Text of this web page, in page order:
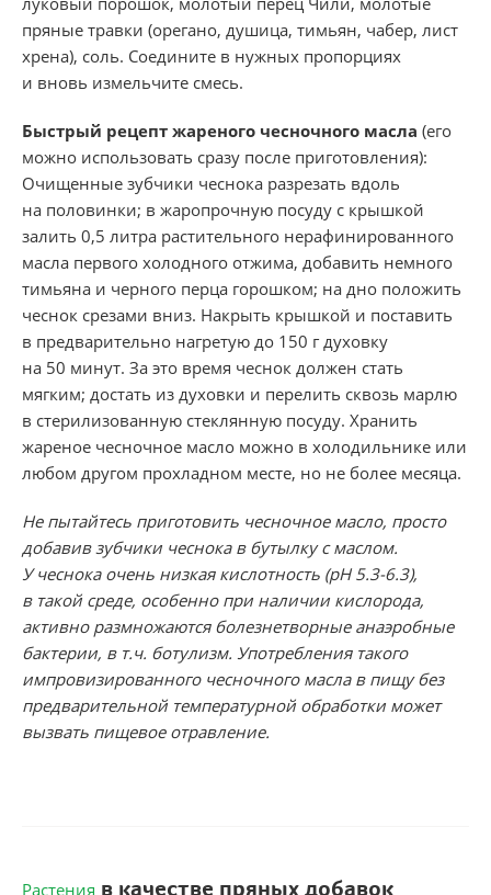
пряные травки (орегано, душица, тимьян, чабер, лист
хрена), соль. Соедините в нужных пропорциях
и вновь измельчите смесь.
Быстрый рецепт жареного чесночного масла (его
можно использовать сразу после приготовления):
Очищенные зубчики чеснока разрезать вдоль
на половинки; в жаропрочную посуду с крышкой
залить 0,5 литра растительного нерафинированного
масла первого холодного отжима, добавить немного
тимьяна и черного перца горошком; на дно положить
чеснок срезами вниз. Накрыть крышкой и поставить
в предварительно нагретую до 150 г духовку
на 50 минут. За это время чеснок должен стать
мягким; достать из духовки и перелить сквозь марлю
в стерилизованную стеклянную посуду. Хранить
жареное чесночное масло можно в холодильнике или
любом другом прохладном месте, но не более месяца.
Не пытайтесь приготовить чесночное масло, просто
добавив зубчики чеснока в бутылку с маслом.
У чеснока очень низкая кислотность (pH 5.3-6.3),
в такой среде, особенно при наличии кислорода,
активно размножаются болезнетворные анаэробные
бактерии, в т.ч. ботулизм. Употребления такого
импровизированного чесночного масла в пищу без
предварительной температурной обработки может
вызвать пищевое отравление.
Растения в качестве пряных добавок